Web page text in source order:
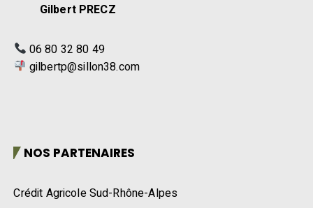
Gilbert PRECZ
06 80 32 80 49
gilbertp@sillon38.com
NOS PARTENAIRES
Crédit Agricole Sud-Rhône-Alpes